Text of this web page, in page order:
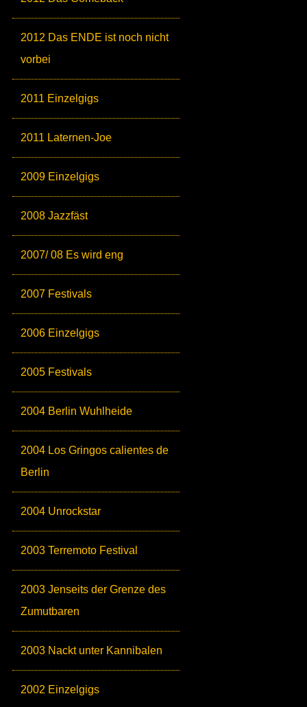
2012 Das ENDE ist noch nicht
vorbei
2011 Einzelgigs
2011 Laternen-Joe
2009 Einzelgigs
2008 Jazzfäst
2007/ 08 Es wird eng
2007 Festivals
2006 Einzelgigs
2005 Festivals
2004 Berlin Wuhlheide
2004 Los Gringos calientes de
Berlin
2004 Unrockstar
2003 Terremoto Festival
2003 Jenseits der Grenze des
Zumutbaren
2003 Nackt unter Kannibalen
2002 Einzelgigs